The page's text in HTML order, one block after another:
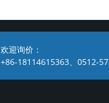
欢迎询价：
+86-18114615363、0512-